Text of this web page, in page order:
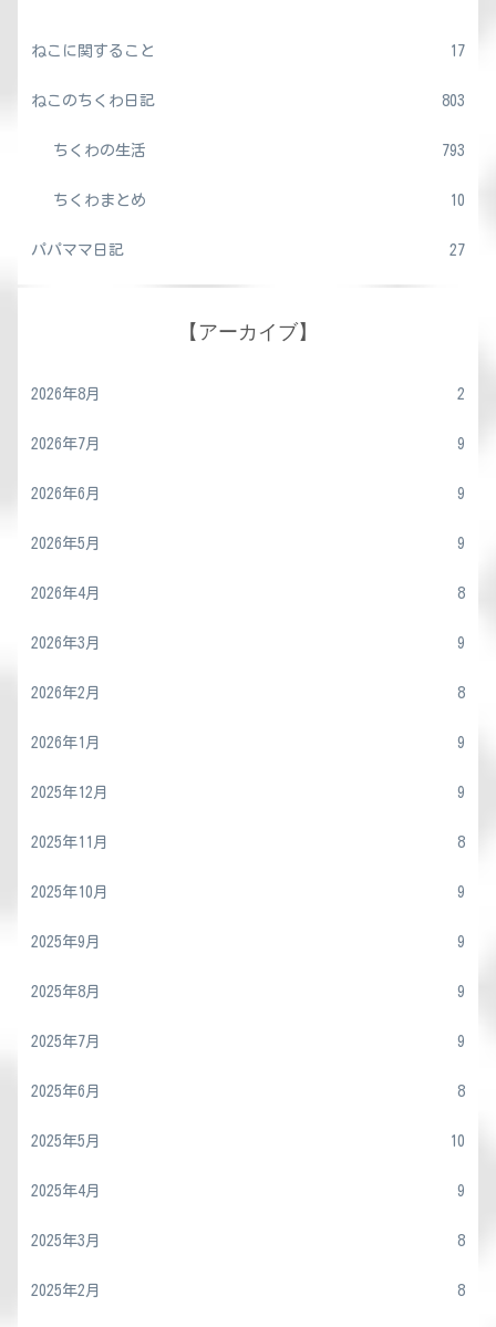
ねこに関すること 17
ねこのちくわ日記 803
ちくわの生活 793
ちくわまとめ 10
パパママ日記 27
【アーカイブ】
2026年8月 2
2026年7月 9
2026年6月 9
2026年5月 9
2026年4月 8
2026年3月 9
2026年2月 8
2026年1月 9
2025年12月 9
2025年11月 8
2025年10月 9
2025年9月 9
2025年8月 9
2025年7月 9
2025年6月 8
2025年5月 10
2025年4月 9
2025年3月 8
2025年2月 8